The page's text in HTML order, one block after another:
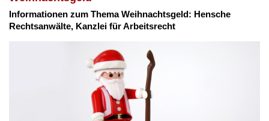
In­for­ma­tio­nen zum The­ma Weih­nachts­geld: Hen­sche
Rechts­an­wäl­te, Kanz­lei für Ar­beits­recht